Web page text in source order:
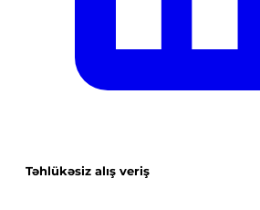
Təhlükəsiz alış veriş